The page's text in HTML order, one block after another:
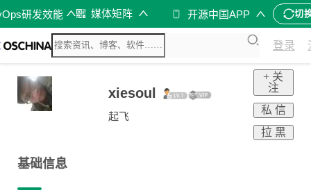
研发效能 媒体矩阵 开源中国APP 切
登录
xiesoul
起飞
+ 关
注
私 信
拉 黑
基础信息